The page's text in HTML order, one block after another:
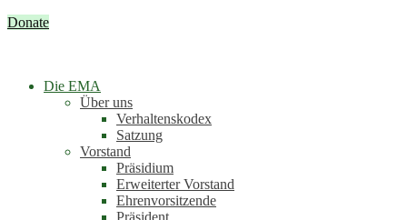
Donate
Die EMA
Über uns
Verhaltenskodex
Satzung
Vorstand
Präsidium
Erweiterter Vorstand
Ehrenvorsitzende
Präsident